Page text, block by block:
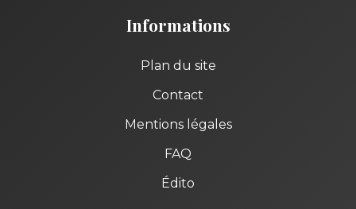
Informations
Plan du site
Contact
Mentions légales
FAQ
Édito